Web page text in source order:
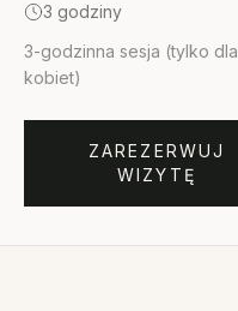
3 godziny
3-godzinna sesja (tylko dla
kobiet)
ZAREZERWUJ
WIZYTĘ